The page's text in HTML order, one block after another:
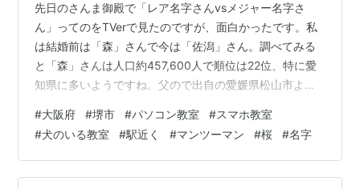
先日のさんま御殿で「レア名字さんvsメジャー名字さ
ん」ってのをTVerで見たのですが、面白かったです。私
は結婚前は「森」さんで今は「佐潟」さん。調べてみる
と「森」さんは人口約457,600人で順位は22位、特に愛
知県に多いようですね。父ので出自の愛媛県松山市よ
同じクラスや同じ学年に森さんっていたことがないんだ
けど・・・。「佐潟」さんは人口約400人で順位は
15,441 位。旦那のお父さんの出自の鹿児島県 阿久根市が
一番多く（ってかもっと小地域順位で見たら一番多いの
#大阪府 #堺市 #パソコン教室 #スマホ教室
#犬のいる教室 #駅近く #マンツーマン #桜 #名字